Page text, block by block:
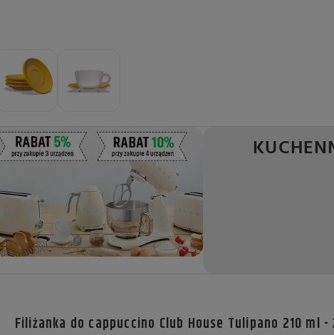
Filiżanka do cappuccino Club House Tulipano 210 ml -